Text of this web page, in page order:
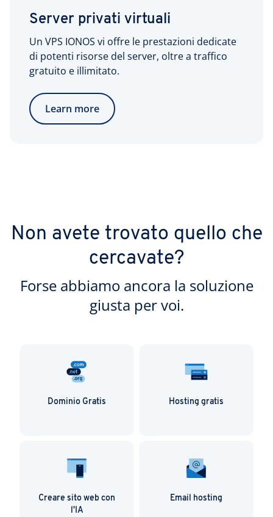
Server privati virtuali
Un VPS IONOS vi offre le prestazioni dedicate
di potenti risorse del server, oltre a traffico
gratuito e illimitato.
Learn more
Non avete trovato quello che
cercavate?
Forse abbiamo ancora la soluzione
giusta per voi.
Dominio Gratis Hosting gratis
Creare sito web con
l'IA
Email hosting